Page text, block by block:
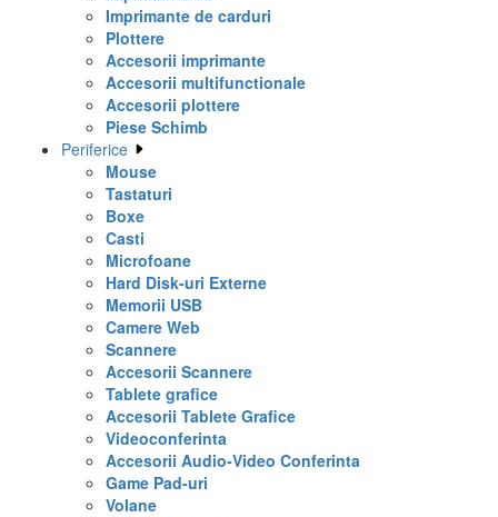
Imprimante de carduri
Plottere
Accesorii imprimante
Accesorii multifunctionale
Accesorii plottere
Piese Schimb
Periferice
Mouse
Tastaturi
Boxe
Casti
Microfoane
Hard Disk-uri Externe
Memorii USB
Camere Web
Scannere
Accesorii Scannere
Tablete grafice
Accesorii Tablete Grafice
Videoconferinta
Accesorii Audio-Video Conferinta
Game Pad-uri
Volane